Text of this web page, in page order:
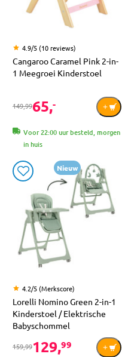
4.9/5 (10 reviews)
Cangaroo Caramel Pink 2-in-
1 Meegroei Kinderstoel
149,9965,-
Voor 22:00 uur besteld, morgen
in huis
Nieuw
4.2/5 (Merkscore)
Lorelli Nomino Green 2-in-1
Kinderstoel / Elektrische
Babyschommel
159,99129,99